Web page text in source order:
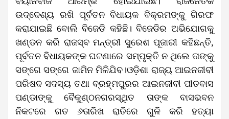
ଉଦ୍ଦେଶ୍ୟ ରଖି ପୂର୍ବତନ ବିଧାୟକ ବିକ୍ରମଙ୍କୁ ଗିରଫ
କରାଯାଇଛି ବୋଲି ବିଜେଡି କହିଛି। ବିଜେଡିର ଅଭିଯୋଗକୁ
ଖଣ୍ଡନ କରି ରାଜସ୍ବ ମନ୍ତ୍ରୀ ସୁରେଶ ପୂଜାରୀ କହିଛନ୍ତି,
ପୂର୍ବତନ ବିଧାୟକଙ୍କ ଘଟଣାରେ ସମ୍ପୃକ୍ତି ନ ଥିଲେ ତାଙ୍କୁ
ସଙ୍ଗେ ସଙ୍ଗେ ଜାମିନ ମିଳିଯିବ।ଓଡ଼ିଶା ରାଜ୍ୟ ଆଇନଜୀବୀ
ପରିଷଦ ସଦସ୍ୟ ତଥା ବ୍ରହ୍ମପୁରର ଆଇନଜୀବୀ ପୀତବାସ
ପଣ୍ଡାଙ୍କୁ ବୈକୁଣ୍ଠନଗରସ୍ଥିତ ତାଙ୍କ ବାସଭବନ
ନିକଟରେ ଗତ ୬ତାରିଖ ରାତିରେ ଗୁଳି କରି ହତ୍ୟା